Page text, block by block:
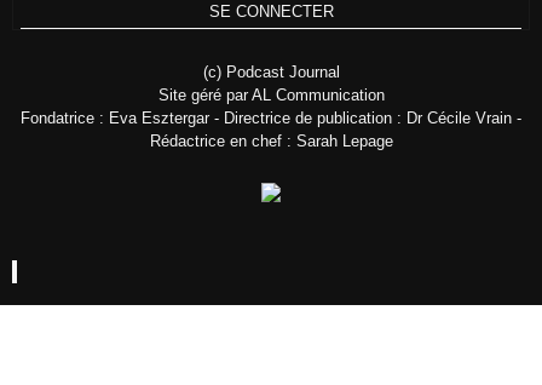
SE CONNECTER
(c) Podcast Journal
Site géré par AL Communication
Fondatrice : Eva Esztergar - Directrice de publication : Dr Cécile Vrain -
Rédactrice en chef : Sarah Lepage